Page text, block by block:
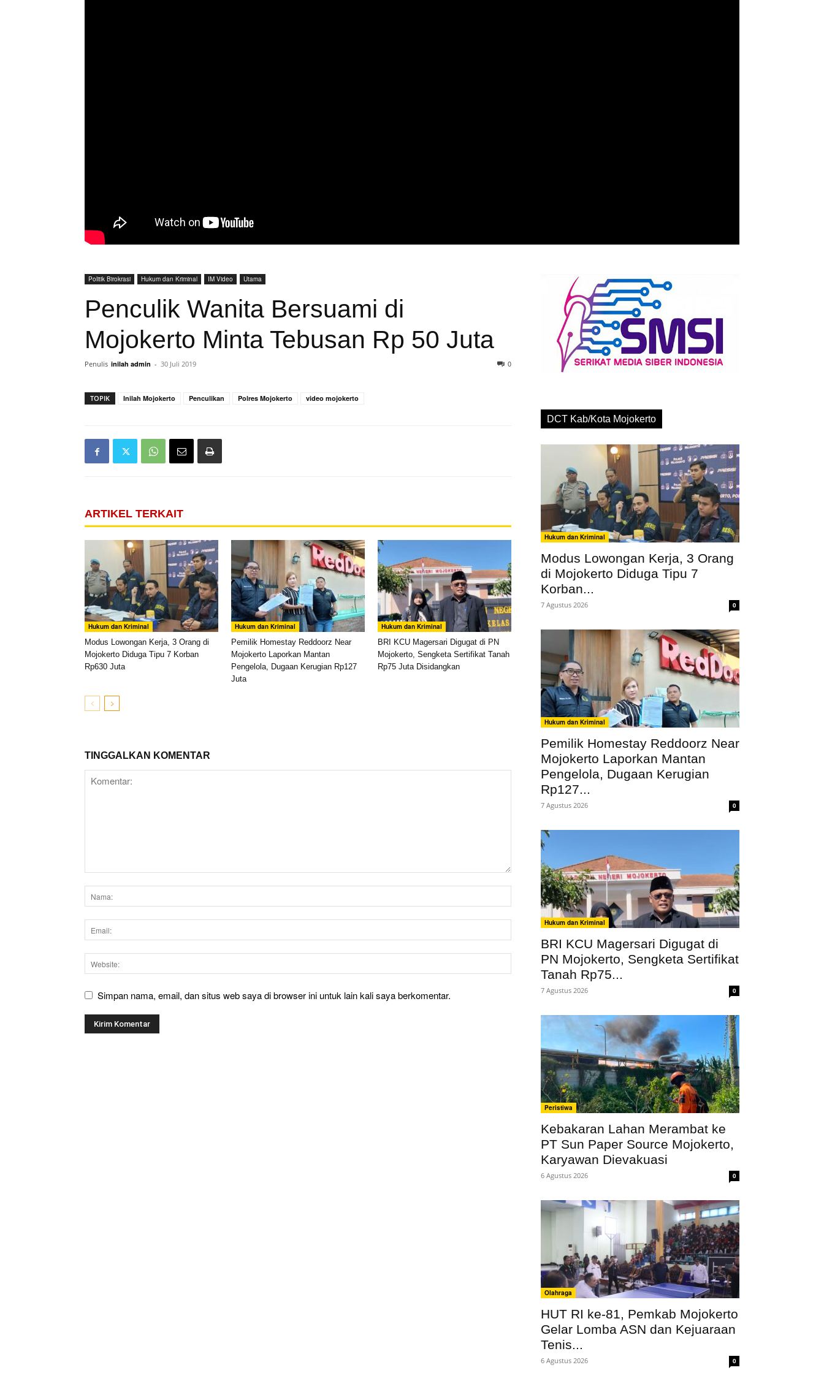
Politik Birokrasi Hukum dan Kriminal IM Video Utama
Penculik Wanita Bersuami di
Mojokerto Minta Tebusan Rp 50 Juta
Penulis inilah admin - 30 Juli 2019 0
TOPIK Inilah Mojokerto Penculikan Polres Mojokerto video mojokerto
ARTIKEL TERKAIT
Hukum dan Kriminal
Modus Lowongan Kerja, 3 Orang di
Mojokerto Diduga Tipu 7 Korban
Rp630 Juta
Hukum dan Kriminal
Pemilik Homestay Reddoorz Near
Mojokerto Laporkan Mantan
Pengelola, Dugaan Kerugian Rp127
Juta
Hukum dan Kriminal
BRI KCU Magersari Digugat di PN
Mojokerto, Sengketa Sertifikat Tanah
Rp75 Juta Disidangkan
TINGGALKAN KOMENTAR
Simpan nama, email, dan situs web saya di browser ini untuk lain kali saya berkomentar.
DCT Kab/Kota Mojokerto
Hukum dan Kriminal
Modus Lowongan Kerja, 3 Orang
di Mojokerto Diduga Tipu 7
Korban...
7 Agustus 2026 0
Hukum dan Kriminal
Pemilik Homestay Reddoorz Near
Mojokerto Laporkan Mantan
Pengelola, Dugaan Kerugian
Rp127...
7 Agustus 2026 0
Hukum dan Kriminal
BRI KCU Magersari Digugat di
PN Mojokerto, Sengketa Sertifikat
Tanah Rp75...
7 Agustus 2026 0
Peristiwa
Kebakaran Lahan Merambat ke
PT Sun Paper Source Mojokerto,
Karyawan Dievakuasi
6 Agustus 2026 0
Olahraga
HUT RI ke-81, Pemkab Mojokerto
Gelar Lomba ASN dan Kejuaraan
Tenis...
6 Agustus 2026 0